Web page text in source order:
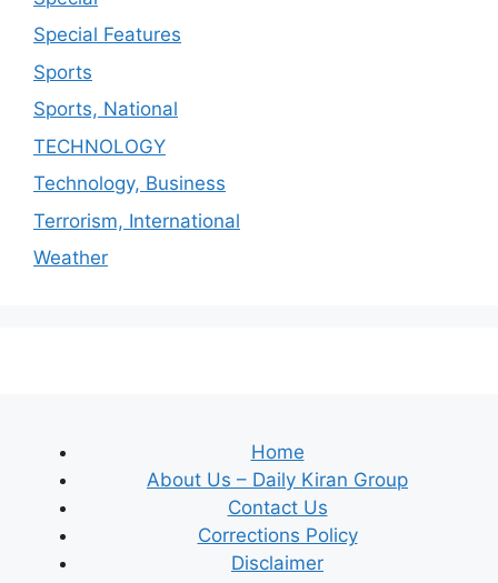
Special Features
Sports
Sports, National
TECHNOLOGY
Technology, Business
Terrorism, International
Weather
Home
About Us – Daily Kiran Group
Contact Us
Corrections Policy
Disclaimer